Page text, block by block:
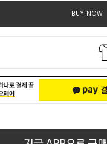
BUY NOW